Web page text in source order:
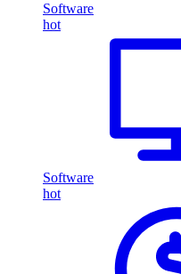
Software
hot
Software
hot